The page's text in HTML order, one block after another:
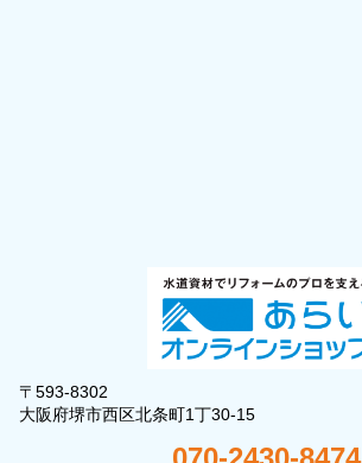
〒593-8302
大阪府堺市西区北条町1丁30-15